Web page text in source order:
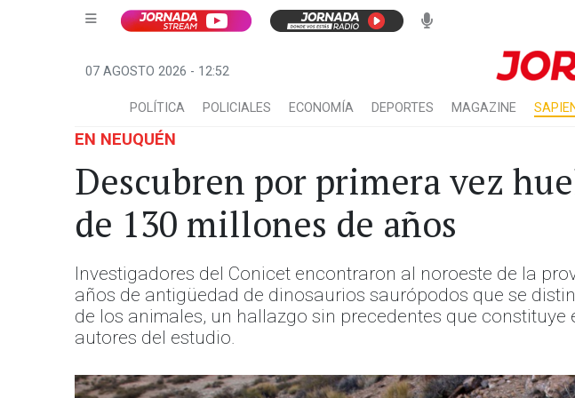
07 AGOSTO 2026 - 12:52
POLÍTICA POLICIALES ECONOMÍA DEPORTES MAGAZINE
EN NEUQUÉN
Descubren por primera vez
de 130 millones de años
Investigadores del Conicet encontraron al noroeste de la
años de antigüedad de dinosaurios saurópodos que se
de los animales, un hallazgo sin precedentes que
autores del estudio.